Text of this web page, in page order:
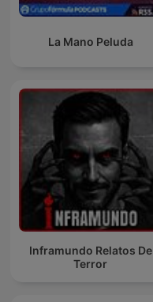
La Mano Peluda
Inframundo Relatos De
Terror